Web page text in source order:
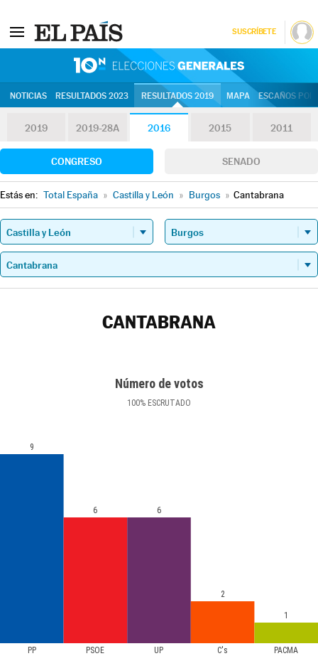
SUSCRÍBETE
NOTICIAS RESULTADOS 2023 RESULTADOS 2019 MAPA ESCAÑOS
2019 2019-28A 2016 2015 2011
CONGRESO SENADO
Estás en: Total España » Castilla y León » Burgos » Cantabrana
CANTABRANA
Número de votos
100% ESCRUTADO
PP PSOE UP C's PACMA
9
6 6
2
1